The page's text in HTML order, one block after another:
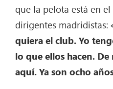
que la pelota está en
dirigentes madridistas:
quiera el club. Yo
lo que ellos hacen.
aquí. Ya son ocho